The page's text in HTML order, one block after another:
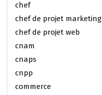
chef
chef de projet marketing
chef de projet web
cnam
cnaps
cnpp
commerce